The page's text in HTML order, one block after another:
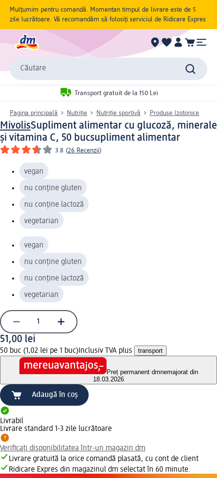
Mulțumim pentru comandă. Momentan timpul de livrare este de 5
zile lucrătoare. Vă recomandăm să folosiți serviciul de Ridicare Expres
Căutare
Transport gratuit de la 150 Lei
Pagina principală Nutriție Nutriție sportivă Produse Izotonice
MivolisSupliment alimentar cu glucoză, minerale
şi vitamina C, 50 bucsupliment alimentar
3.8 (26 Recenzii)
vegan
nu conține gluten
nu conține lactoză
vegetarian
vegan
nu conține gluten
nu conține lactoză
vegetarian
51,00 lei
50 buc (1,02 lei pe 1 buc) Inclusiv TVA plus transport
Preț permanent dmnemajorat din
18.03.2026
Adaugă în coș
Livrabil
Livrare standard 1-3 zile lucrătoare
Verificați disponibilitatea într-un magazin dm
Livrare gratuită la orice comandă plasată, cu cont de client
Ridicare Expres din magazinul dm selectat în 60 minute.